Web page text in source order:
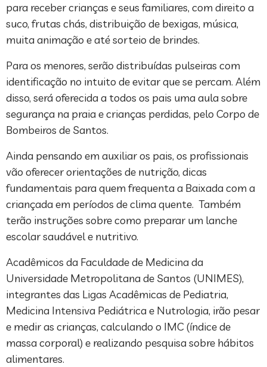
para receber crianças e seus familiares, com direito a
suco, frutas chás, distribuição de bexigas, música,
muita animação e até sorteio de brindes.
Para os menores, serão distribuídas pulseiras com
identificação no intuito de evitar que se percam. Além
disso, será oferecida a todos os pais uma aula sobre
segurança na praia e crianças perdidas, pelo Corpo de
Bombeiros de Santos.
Ainda pensando em auxiliar os pais, os profissionais
vão oferecer orientações de nutrição, dicas
fundamentais para quem frequenta a Baixada com a
criançada em períodos de clima quente. Também
terão instruções sobre como preparar um lanche
escolar saudável e nutritivo.
Acadêmicos da Faculdade de Medicina da
Universidade Metropolitana de Santos (UNIMES),
integrantes das Ligas Acadêmicas de Pediatria,
Medicina Intensiva Pediátrica e Nutrologia, irão pesar
e medir as crianças, calculando o IMC (índice de
massa corporal) e realizando pesquisa sobre hábitos
alimentares.